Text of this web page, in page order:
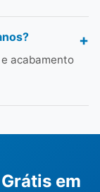
acabamento
em